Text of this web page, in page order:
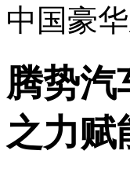
中国豪
腾势汽
之力赋